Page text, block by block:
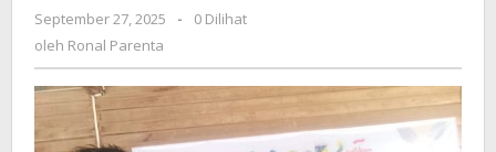
Sardinan
Ini
Upaya
Berdayakan
Masyarakat,
September 27, 2025
oleh
-
0 Dilihat
oleh Ronal Parenta